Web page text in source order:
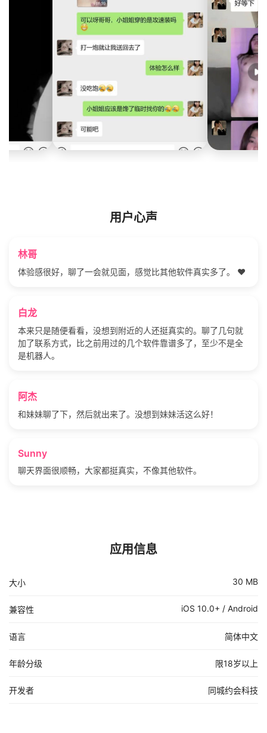
用户心声
林哥
体验感很好，聊了一会就见面，感觉比其他软件真实多了。 ❤️
白龙
本来只是随便看看，没想到附近的人还挺真实的。聊了几句就
加了联系方式，比之前用过的几个软件靠谱多了，至少不是全
是机器人。
阿杰
和妹妹聊了下，然后就出来了。没想到妹妹活这么好！
Sunny
聊天界面很顺畅，大家都挺真实，不像其他软件。
应用信息
大小 30 MB
兼容性 iOS 10.0+ / Android
语言 简体中文
年龄分级 限18岁以上
开发者 同城约会科技